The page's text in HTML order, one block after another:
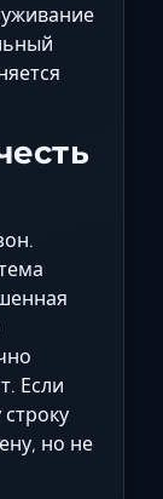
Если
но не